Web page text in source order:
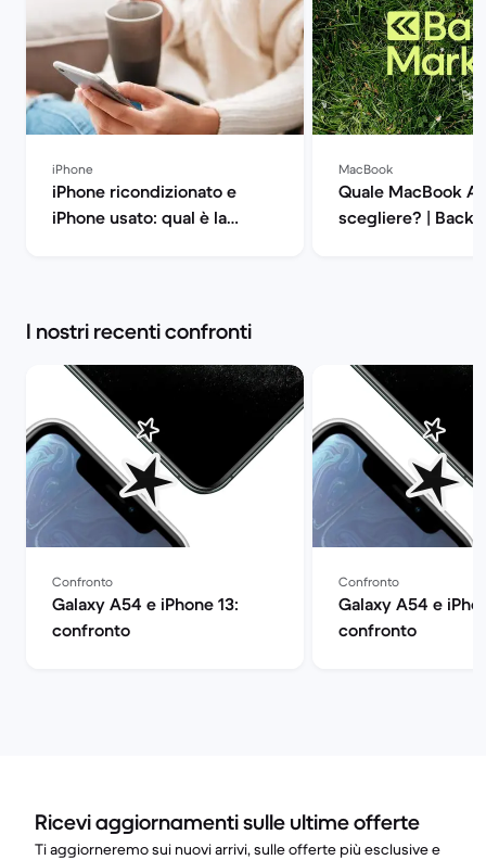
iPhone
iPhone ricondizionato e
iPhone usato: qual è la
MacBook
Quale MacBook
scegliere? | Back
I nostri recenti confronti
Confronto
Galaxy A54 e iPhone 13:
confronto
Confronto
Galaxy A54 e
confronto
Ricevi aggiornamenti sulle ultime offerte
Ti aggiorneremo sui nuovi arrivi, sulle offerte più esclusive e